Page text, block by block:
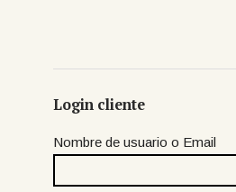
Login cliente
Nombre de usuario o Email